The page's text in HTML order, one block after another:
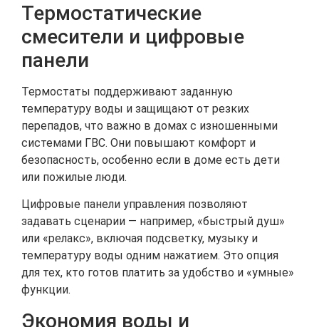
Термостатические
смесители и цифровые
панели
Термостаты поддерживают заданную
температуру воды и защищают от резких
перепадов, что важно в домах с изношенными
системами ГВС. Они повышают комфорт и
безопасность, особенно если в доме есть дети
или пожилые люди.
Цифровые панели управления позволяют
задавать сценарии — например, «быстрый душ»
или «релакс», включая подсветку, музыку и
температуру воды одним нажатием. Это опция
для тех, кто готов платить за удобство и «умные»
функции.
Экономия воды и